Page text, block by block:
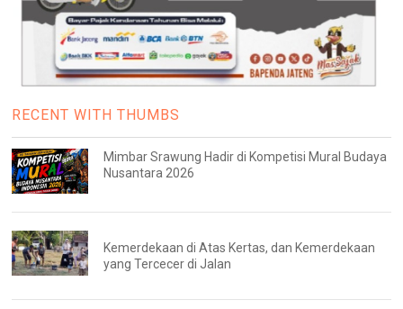
RECENT WITH THUMBS
Mimbar Srawung Hadir di Kompetisi Mural Budaya
Nusantara 2026
Kemerdekaan di Atas Kertas, dan Kemerdekaan
yang Tercecer di Jalan